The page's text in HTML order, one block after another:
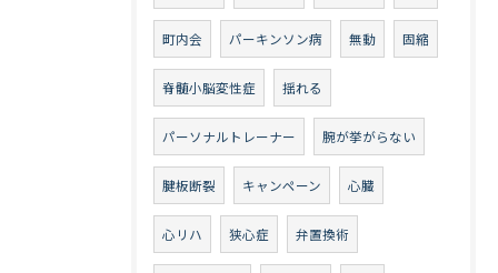
町内会 パーキンソン病 無動 固縮
脊髄小脳変性症 揺れる
パーソナルトレーナー 腕が挙がらない
腱板断裂 キャンペーン 心臓
心リハ 狭心症 弁置換術